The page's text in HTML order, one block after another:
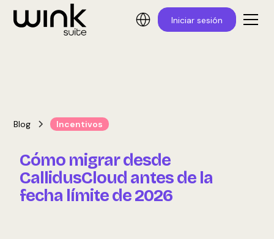
Iniciar sesión
Blog Incentivos
Cómo migrar desde
CallidusCloud antes de la
fecha límite de 2026